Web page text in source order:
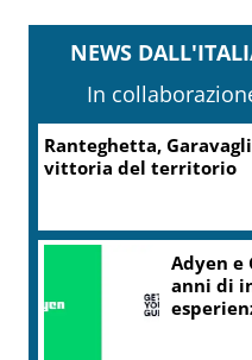
NEWS
In
Ranteghetta,
vittoria del territorio
Adyen e
anni di